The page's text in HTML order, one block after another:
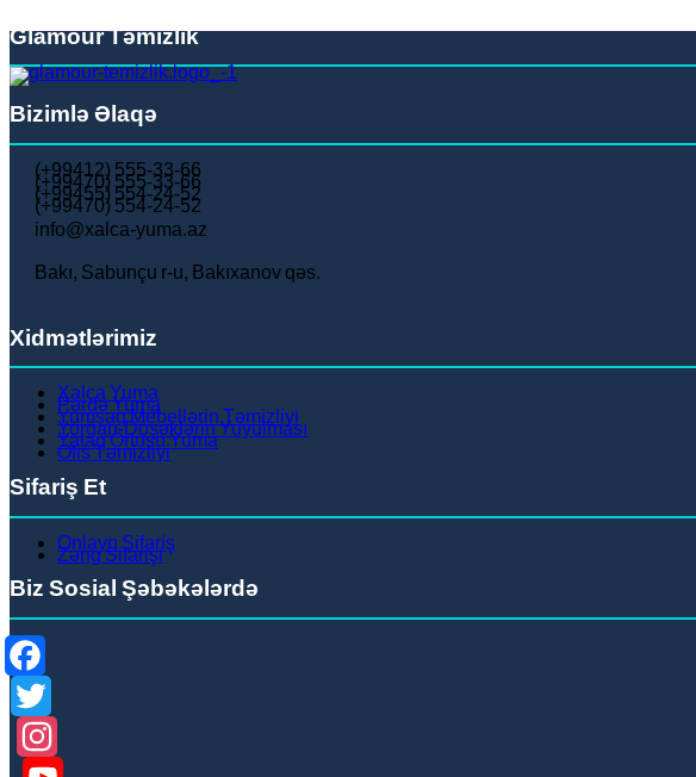
Glamour Təmizlik
Bizimlə Əlaqə
(+99412) 555-33-66
(+99470) 555-33-66
(+99455) 554-24-52
(+99470) 554-24-52
info@xalca-yuma.az
Bakı, Sabunçu r-u, Bakıxanov qəs.
Xidmətlərimiz
Xalça Yuma
Pərdə Yuma
Yumşaq Mebellərin Təmizliyi
Yorğan-Döşəklərin Yuyulması
Yataq Örtüsü Yuma
Ofis Təmizliyi
Sifariş Et
Onlayn Sifariş
Zəng Sifarişi
Biz Sosial Şəbəkələrdə
Facebook
Twitter